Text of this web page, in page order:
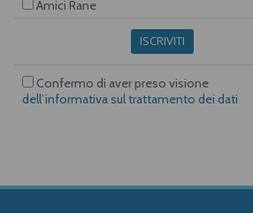
Amici Rane
ISCRIVITI
Confermo di aver preso visione
dell’informativa sul trattamento dei dati